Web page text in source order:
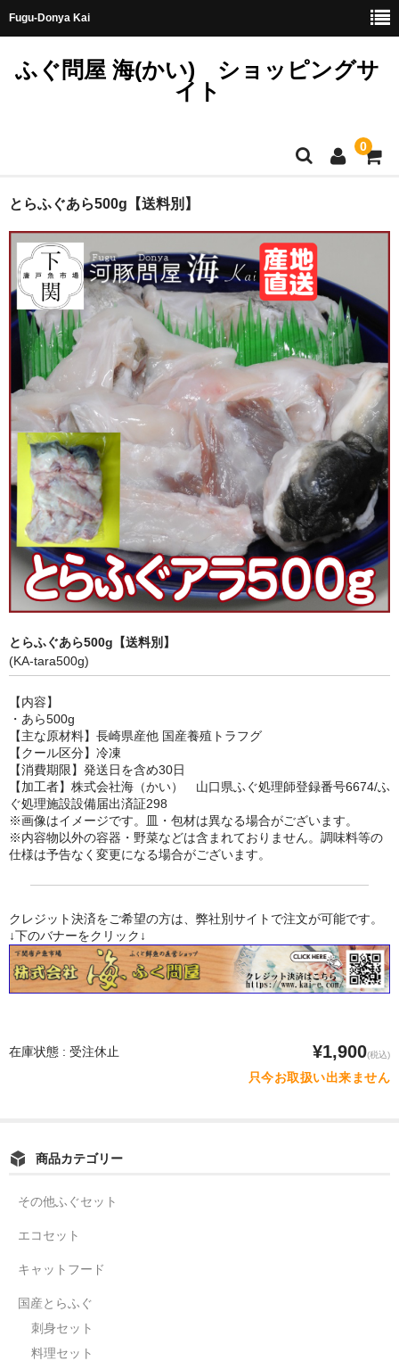
Fugu-Donya Kai
ふぐ問屋 海(かい) ショッピングサ
イト
0
ホーム
国産とらふぐ
料理セット
刺身セット
鍋セット
身欠き・白子
その他ふぐセット
薬味
キャットフード
とらふぐあら500g【送料別】
とらふぐあら500g【送料別】
(KA-tara500g)
【内容】
・あら500g
【主な原材料】長崎県産他 国産養殖トラフグ
【クール区分】冷凍
【消費期限】発送日を含め30日
【加工者】株式会社海（かい） 山口県ふぐ処理師登録番号6674/ふ
ぐ処理施設設備届出済証298
※画像はイメージです。皿・包材は異なる場合がございます。
※内容物以外の容器・野菜などは含まれておりません。調味料等の
仕様は予告なく変更になる場合がございます。
クレジット決済をご希望の方は、弊社別サイトで注文が可能です。
↓下のバナーをクリック↓
在庫状態 : 受注休止 ¥1,900(税込)
只今お取扱い出来ません
商品カテゴリー
その他ふぐセット
エコセット
キャットフード
国産とらふぐ
刺身セット
料理セット